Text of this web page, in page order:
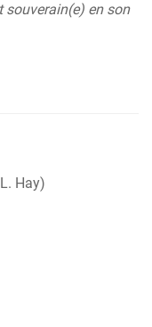
souverain(e) en son
Hay)